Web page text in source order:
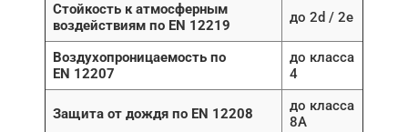
Стойкость к атмосферным
воздействиям по EN 12219
до 2d / 2e
Воздухопроницаемость по
EN 12207
до класса
4
Защита от дождя по EN 12208
до класса
8A